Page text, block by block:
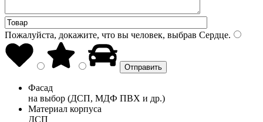
Пожалуйста, докажите, что вы человек, выбрав Сердце.
Фасад
на выбор (ДСП, МДФ ПВХ и др.)
Материал корпуса
ДСП